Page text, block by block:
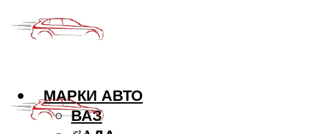
МАРКИ АВТО
ВАЗ